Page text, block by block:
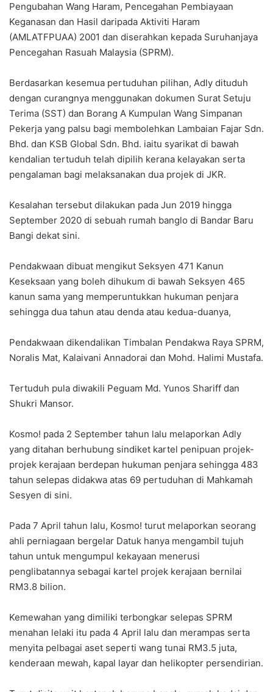
Pengubahan Wang Haram, Pencegahan Pembiayaan
Keganasan dan Hasil daripada Aktiviti Haram
(AMLATFPUAA) 2001 dan diserahkan kepada Suruhanjaya
Pencegahan Rasuah Malaysia (SPRM).
Berdasarkan kesemua pertuduhan pilihan, Adly dituduh
dengan curangnya menggunakan dokumen Surat Setuju
Terima (SST) dan Borang A Kumpulan Wang Simpanan
Pekerja yang palsu bagi membolehkan Lambaian Fajar Sdn.
Bhd. dan KSB Global Sdn. Bhd. iaitu syarikat di bawah
kendalian tertuduh telah dipilih kerana kelayakan serta
pengalaman bagi melaksanakan dua projek di JKR.
Kesalahan tersebut dilakukan pada Jun 2019 hingga
September 2020 di sebuah rumah banglo di Bandar Baru
Bangi dekat sini.
Pendakwaan dibuat mengikut Seksyen 471 Kanun
Keseksaan yang boleh dihukum di bawah Seksyen 465
kanun sama yang memperuntukkan hukuman penjara
sehingga dua tahun atau denda atau kedua-duanya,
Pendakwaan dikendalikan Timbalan Pendakwa Raya SPRM,
Noralis Mat, Kalaivani Annadorai dan Mohd. Halimi Mustafa.
Tertuduh pula diwakili Peguam Md. Yunos Shariff dan
Shukri Mansor.
Kosmo! pada 2 September tahun lalu melaporkan Adly
yang ditahan berhubung sindiket kartel penipuan projek-
projek kerajaan berdepan hukuman penjara sehingga 483
tahun selepas didakwa atas 69 pertuduhan di Mahkamah
Sesyen di sini.
Pada 7 April tahun lalu, Kosmo! turut melaporkan seorang
ahli perniagaan bergelar Datuk hanya mengambil tujuh
tahun untuk mengumpul kekayaan menerusi
penglibatannya sebagai kartel projek kerajaan bernilai
RM3.8 bilion.
Kemewahan yang dimiliki terbongkar selepas SPRM
menahan lelaki itu pada 4 April lalu dan merampas serta
menyita pelbagai aset seperti wang tunai RM3.5 juta,
kenderaan mewah, kapal layar dan helikopter persendirian.